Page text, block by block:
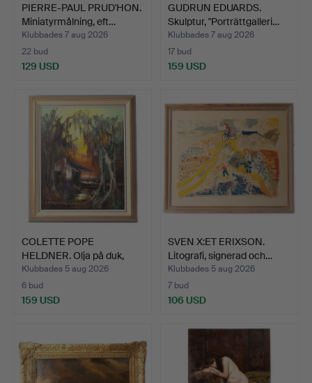
PIERRE-PAUL PRUD'HON.
Miniatyrmålning, eft…
Klubbades 7 aug 2026
22 bud
129 USD
GUDRUN EDUARDS.
Skulptur, "Porträttgalleri…
Klubbades 7 aug 2026
17 bud
159 USD
COLETTE POPE
HELDNER. Olja på duk,
signera…
Klubbades 5 aug 2026
6 bud
159 USD
SVEN X:ET ERIXSON.
Litografi, signerad och…
Klubbades 5 aug 2026
7 bud
106 USD